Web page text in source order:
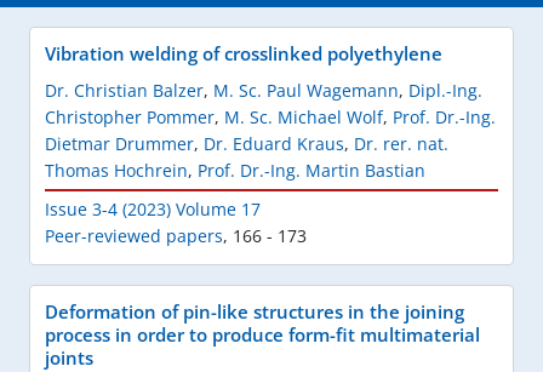
Vibration welding of crosslinked polyethylene
Dr. Christian Balzer, M. Sc. Paul Wagemann, Dipl.-Ing.
Christopher Pommer, M. Sc. Michael Wolf, Prof. Dr.-Ing.
Dietmar Drummer, Dr. Eduard Kraus, Dr. rer. nat.
Thomas Hochrein, Prof. Dr.-Ing. Martin Bastian
Issue 3-4 (2023) Volume 17
Peer-reviewed papers, 166 - 173
Deformation of pin-like structures in the joining
process in order to produce form-fit multimaterial
joints